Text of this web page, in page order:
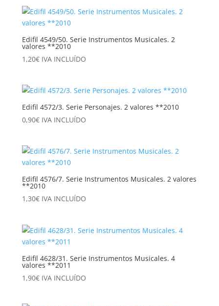
era:
7,40€.
es:
4,90€.
Edifil 4549/50. Serie Instrumentos Musicales. 2
valores **2010
1,20€ IVA INCLUÍDO
Edifil 4572/3. Serie Personajes. 2 valores **2010
0,90€ IVA INCLUÍDO
Edifil 4576/7. Serie Instrumentos Musicales. 2 valores
**2010
1,30€ IVA INCLUÍDO
Edifil 4628/31. Serie Instrumentos Musicales. 4
valores **2011
1,90€ IVA INCLUÍDO